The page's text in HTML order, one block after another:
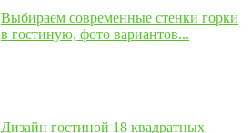
Выбираем современные стенки горки
в гостиную, фото вариантов...
Дизайн гостиной 18 квадратных